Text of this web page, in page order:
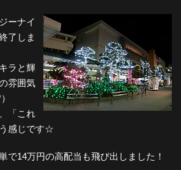
ーナイ
了しま
ラと輝
雰囲気
「これ
感じです☆
で14万円の高配当も飛び出しました！